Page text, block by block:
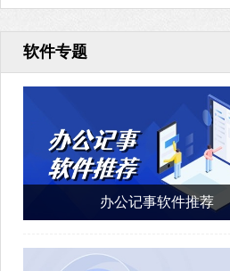
软件专题
办公记事软件推荐